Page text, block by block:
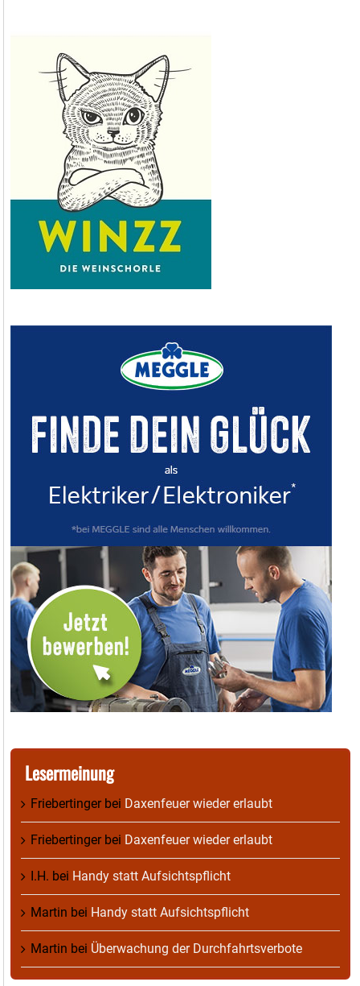
Lesermeinung
Friebertingerbei Daxenfeuer wieder erlaubt
Friebertingerbei Daxenfeuer wieder erlaubt
I.H. bei Handy statt Aufsichtspflicht
Martin bei Handy statt Aufsichtspflicht
Martin bei Überwachung der Durchfahrtsverbote